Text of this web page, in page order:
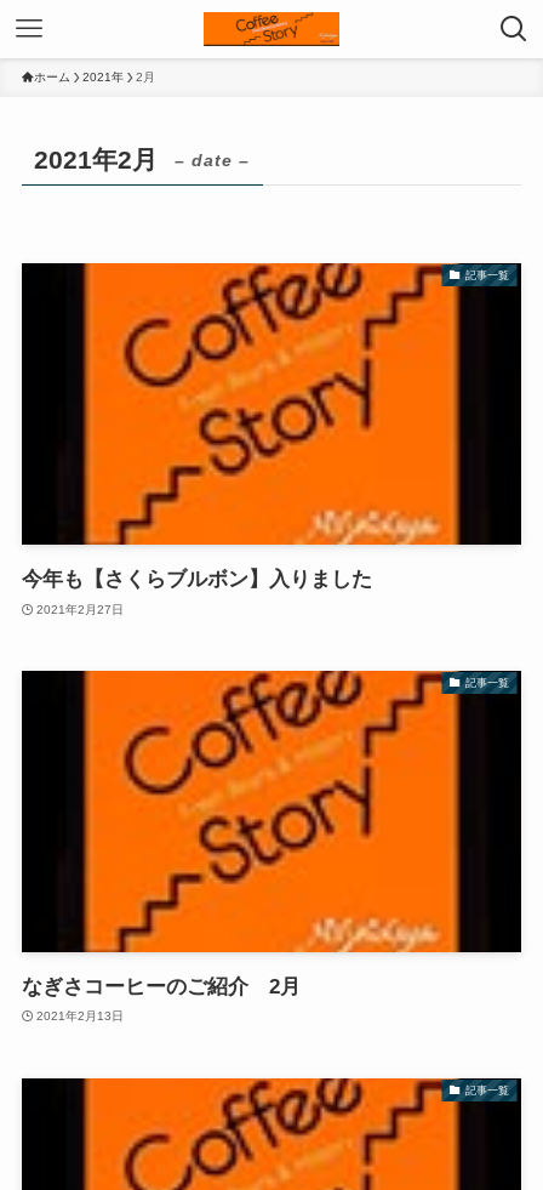
ホーム 2021年 2月
2021年2月 – date –
記事一覧
今年も【さくらブルボン】入りました
2021年2月27日
記事一覧
なぎさコーヒーのご紹介 2月
2021年2月13日
記事一覧